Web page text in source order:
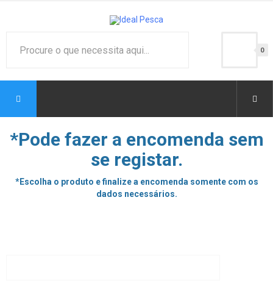
0
*Pode fazer a encomenda sem
se registar.
*Escolha o produto e finalize a encomenda somente com os
dados necessários.